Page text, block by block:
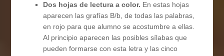
Dos hojas de lectura a color. En estas hojas
aparecen las grafías B/b, de todas las palabras,
en rojo para que alumno se acostumbre a ellas.
Al principio aparecen las posibles sílabas que
pueden formarse con esta letra y las cinco